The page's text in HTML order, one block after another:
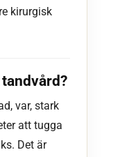
kirurgisk
var, stark
att tugga
Det är